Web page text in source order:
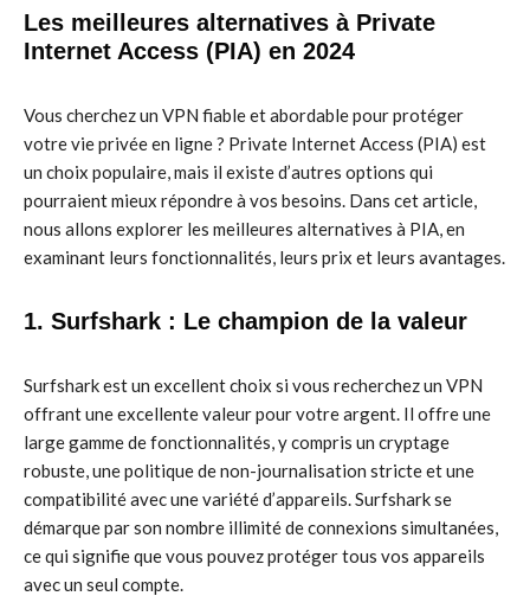
Les meilleures alternatives à Private
Internet Access (PIA) en 2024
Vous cherchez un VPN fiable et abordable pour protéger
votre vie privée en ligne ? Private Internet Access (PIA) est
un choix populaire, mais il existe d’autres options qui
pourraient mieux répondre à vos besoins. Dans cet article,
nous allons explorer les meilleures alternatives à PIA, en
examinant leurs fonctionnalités, leurs prix et leurs avantages.
1. Surfshark : Le champion de la valeur
Surfshark est un excellent choix si vous recherchez un VPN
offrant une excellente valeur pour votre argent. Il offre une
large gamme de fonctionnalités, y compris un cryptage
robuste, une politique de non-journalisation stricte et une
compatibilité avec une variété d’appareils. Surfshark se
démarque par son nombre illimité de connexions simultanées,
ce qui signifie que vous pouvez protéger tous vos appareils
avec un seul compte.